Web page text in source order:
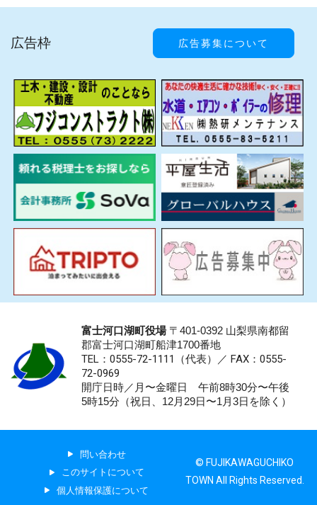
広告枠 広告募集について
富士河口湖町役場〒401-0392 山梨県南都留
郡富士河口湖町船津1700番地
TEL：0555-72-1111 （代表）／ FAX：0555-
72-0969
開庁日時／月〜金曜日 午前8時30分〜午後
5時15分（祝日、12月29日〜1月3日を除く）
問い合わせ
このサイトについて
個人情報保護について
© FUJIKAWAGUCHIKO
TOWN All Rights Reserved.